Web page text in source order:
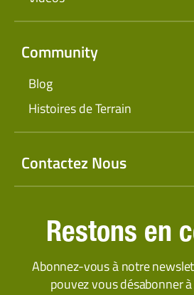
Community
Blog
Histoires de Terrain
Contactez Nous
Restons en
Abonnez-vous à notre
pouvez vous désabonner